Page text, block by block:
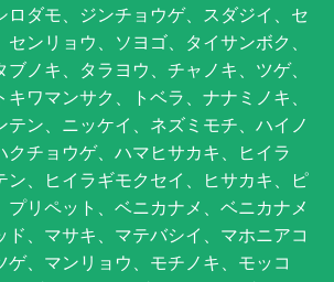
ロダモ、ジンチョウゲ、スダジイ、セ
ンリョウ、ソヨゴ、タイサンボク、
ノキ、タラヨウ、チャノキ、ツゲ、
キワマンサク、トベラ、ナナミノキ、
ン、ニッケイ、ネズミモチ、ハイノ
クチョウゲ、ハマヒサカキ、ヒイラ
ン、ヒイラギモクセイ、ヒサカキ、ピ
プリペット、ベニカナメ、ベニカナメ
ド、マサキ、マテバシイ、マホニアコ
ゲ、マンリョウ、モチノキ、モッコ